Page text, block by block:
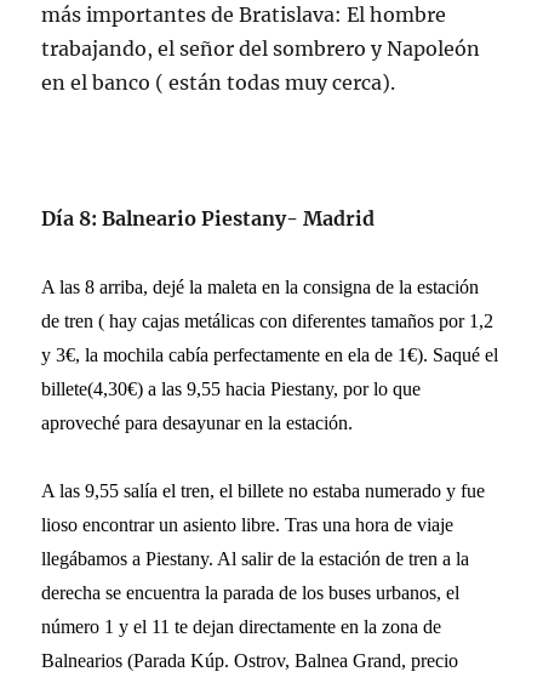
más importantes de Bratislava: El hombre
trabajando, el señor del sombrero y Napoleón
en el banco ( están todas muy cerca).
Día 8: Balneario Piestany- Madrid
A las 8 arriba, dejé la maleta en la consigna de la estación
de tren ( hay cajas metálicas con diferentes tamaños por 1,2
y 3€, la mochila cabía perfectamente en ela de 1€). Saqué el
billete(4,30€) a las 9,55 hacia Piestany, por lo que
aproveché para desayunar en la estación.
A las 9,55 salía el tren, el billete no estaba numerado y fue
lioso encontrar un asiento libre. Tras una hora de viaje
llegábamos a Piestany. Al salir de la estación de tren a la
derecha se encuentra la parada de los buses urbanos, el
número 1 y el 11 te dejan directamente en la zona de
Balnearios (Parada Kúp. Ostrov, Balnea Grand, precio